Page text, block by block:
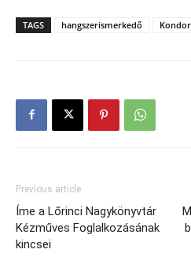
TAGS hangszerismerkedő Kondor
Previous article
Íme a Lőrinci Nagykönyvtár
Kézműves Foglalkozásának
kincsei